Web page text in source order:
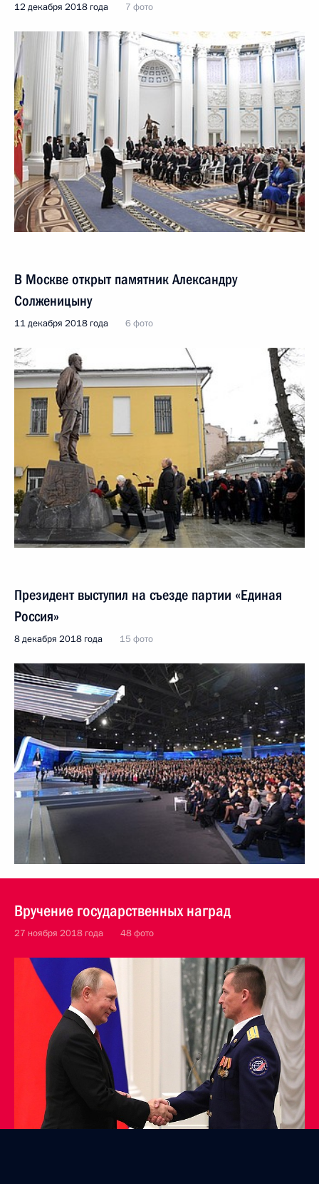
12 декабря 2018 года 7 фото
В Москве открыт памятник Александру
Солженицыну
11 декабря 2018 года 6 фото
Президент выступил на съезде партии «Единая
Россия»
8 декабря 2018 года 15 фото
Вручение государственных наград
27 ноября 2018 года 48 фото